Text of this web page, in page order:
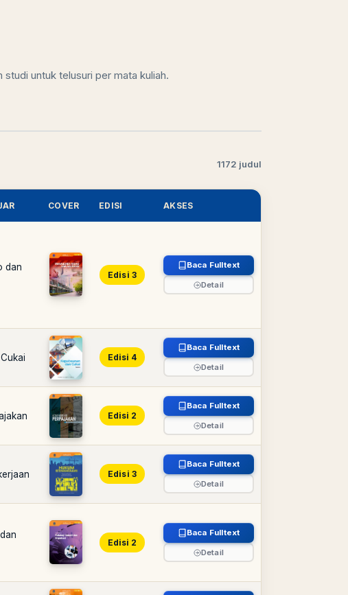
untuk telusuri per mata kuliah.
1172 judul
COVER EDISI AKSES
dan
Edisi 3
Baca Fulltext
Detail
Edisi 4
Baca Fulltext
Detail
Edisi 2
Baca Fulltext
Detail
Edisi 3
Baca Fulltext
Detail
Edisi 2
Baca Fulltext
Detail